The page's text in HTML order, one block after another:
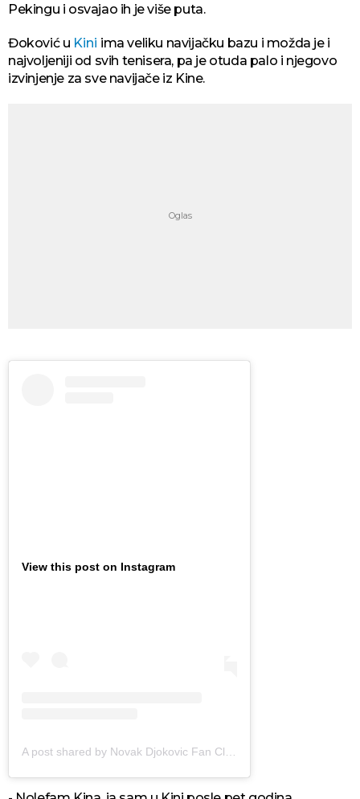
Pekingu i osvajao ih je više puta.
Đoković u Kini ima veliku navijačku bazu i možda je i
najvoljeniji od svih tenisera, pa je otuda palo i njegovo
izvinjenje za sve navijače iz Kine.
View this post on Instagram